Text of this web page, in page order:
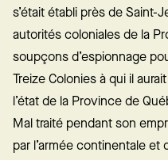
s’était établi près de Saint-
autorités coloniales de la
soupçons d’espionnage
Treize Colonies à qui il
l’état de la Province de
Mal traité pendant son
par l’armée continentale et